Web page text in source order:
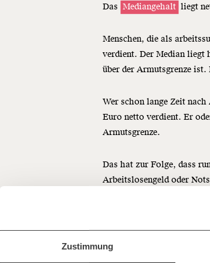
Zustimmung
Veränderung
Fördermitgliedund wir können gemeinsam unsere
Jetzt
Das Mediangehalt liegt
Menschen, die als
verdient. DerMedianliegt
über der Armutsgrenze
Wer schon lange Zeit
Euro netto verdient. Er
Armutsgrenze.
Das hat zur Folge, dass
Arbeitslosengeld oder